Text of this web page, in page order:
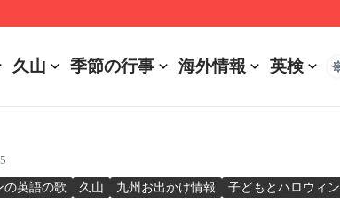
久山 季節の行事 海外情報 英検
の英語の歌 久山 九州お出かけ情報 子どもとハロウィン